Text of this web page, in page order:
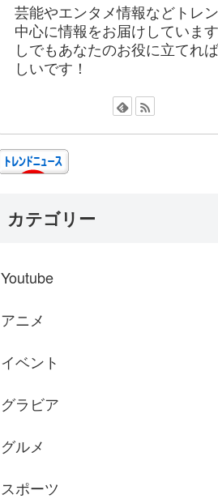
芸能やエンタメ情報などトレ
中心に情報をお届けしていま
しでもあなたのお役に立てれ
しいです！
カテゴリー
Youtube
アニメ
イベント
グラビア
グルメ
スポーツ